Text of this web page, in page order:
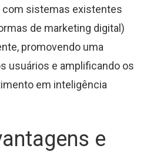
com sistemas existentes
de marketing digital)
promovendo uma
usuários e amplificando os
em inteligência
e